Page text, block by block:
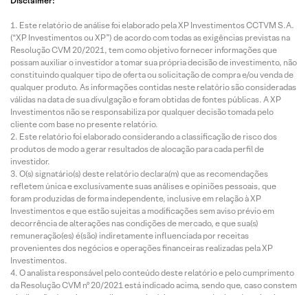
Este relatório de análise foi elaborado pela XP Investimentos CCTVM S.A.
(“XP Investimentos ou XP”) de acordo com todas as exigências previstas na
Resolução CVM 20/2021, tem como objetivo fornecer informações que
possam auxiliar o investidor a tomar sua própria decisão de investimento, não
constituindo qualquer tipo de oferta ou solicitação de compra e/ou venda de
qualquer produto. As informações contidas neste relatório são consideradas
válidas na data de sua divulgação e foram obtidas de fontes públicas. A XP
Investimentos não se responsabiliza por qualquer decisão tomada pelo
cliente com base no presente relatório.
Este relatório foi elaborado considerando a classificação de risco dos
produtos de modo a gerar resultados de alocação para cada perfil de
investidor.
O(s) signatário(s) deste relatório declara(m) que as recomendações
refletem única e exclusivamente suas análises e opiniões pessoais, que
foram produzidas de forma independente, inclusive em relação à XP
Investimentos e que estão sujeitas a modificações sem aviso prévio em
decorrência de alterações nas condições de mercado, e que sua(s)
remuneração(es) é(são) indiretamente influenciada por receitas
provenientes dos negócios e operações financeiras realizadas pela XP
Investimentos.
O analista responsável pelo conteúdo deste relatório e pelo cumprimento
da Resolução CVM nº 20/2021 está indicado acima, sendo que, caso constem